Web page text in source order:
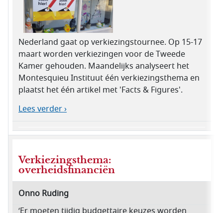
Nederland gaat op verkiezingstournee. Op 15-17
maart worden verkiezingen voor de Tweede
Kamer gehouden. Maandelijks analyseert het
Montesquieu Instituut één verkiezingsthema en
plaatst het één artikel met 'Facts & Figures'.
Lees verder ›
Verkiezingsthema:
overheidsfinanciën
Onno Ruding